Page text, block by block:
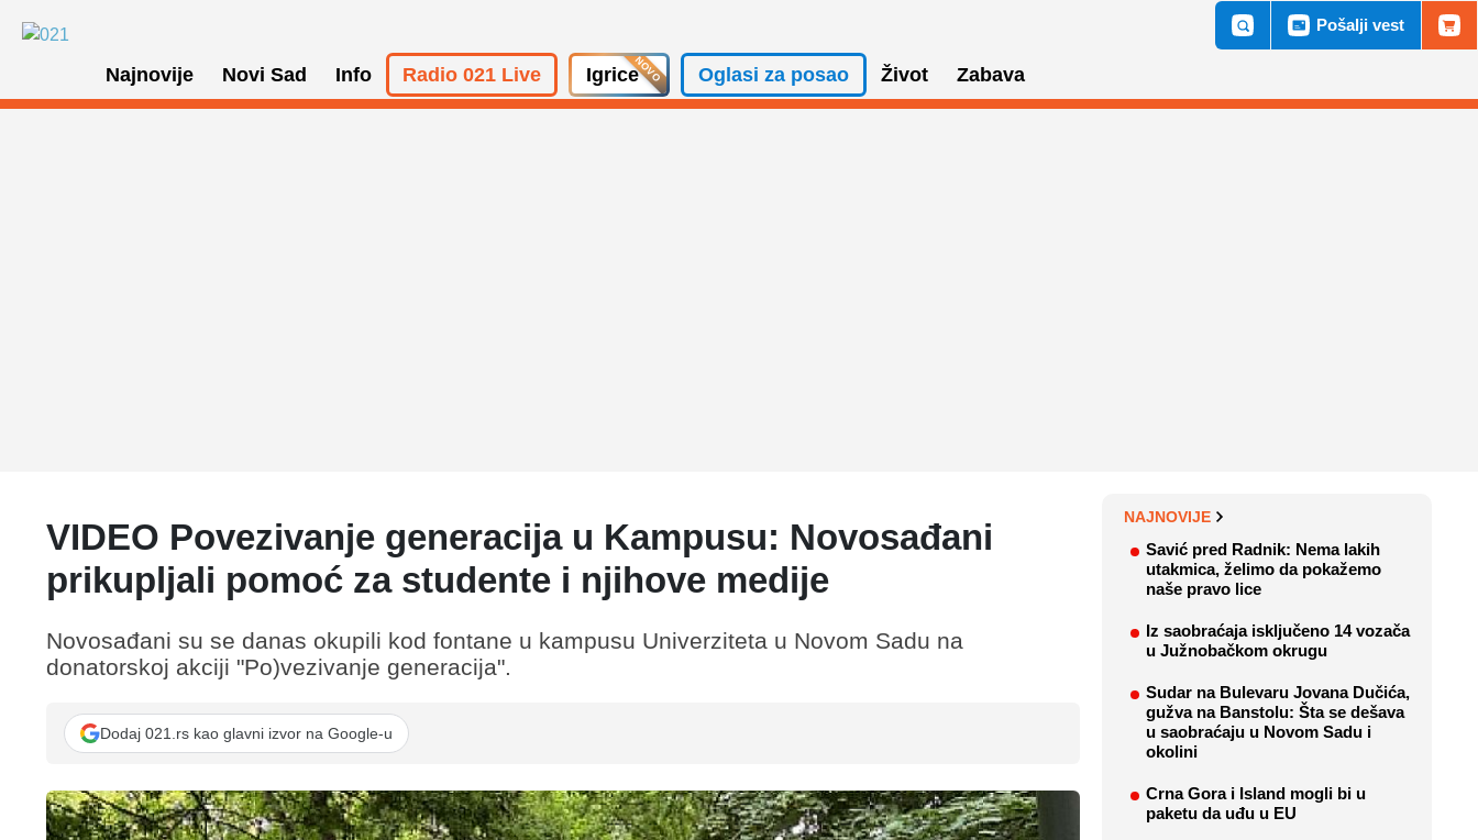
Najnovije Novi Sad Info Radio 021 Live Igrice Oglasi za posao Život Zabava
Pošalji vest
VIDEO Povezivanje generacija u Kampusu: Novosađani
prikupljali pomoć za studente i njihove medije
Novosađani su se danas okupili kod fontane u kampusu Univerziteta u Novom Sadu na
donatorskoj akciji "Po)vezivanje generacija".
Dodaj 021.rs kao glavni izvor na Google-u
NAJNOVIJE
Savić pred Radnik: Nema lakih
utakmica, želimo da pokažemo
naše pravo lice
Iz saobraćaja isključeno 14 vozača
u Južnobačkom okrugu
Sudar na Bulevaru Jovana Dučića,
gužva na Banstolu: Šta se dešava
u saobraćaju u Novom Sadu i
okolini
Crna Gora i Island mogli bi u
paketu da uđu u EU